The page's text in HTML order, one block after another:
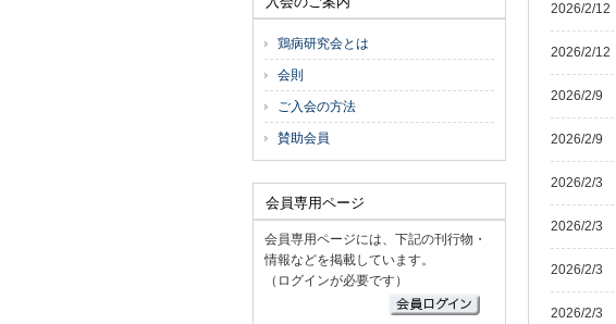
2026/2/12
2026/2/12
2026/2/9
2026/2/9
2026/2/3
2026/2/3
2026/2/3
2026/2/3
鶏病研究会とは
会則
ご入会の方法
賛助会員
会員専用ページ
会員専用ページには、下記の刊行物・
情報などを掲載しています。
（ログインが必要です）